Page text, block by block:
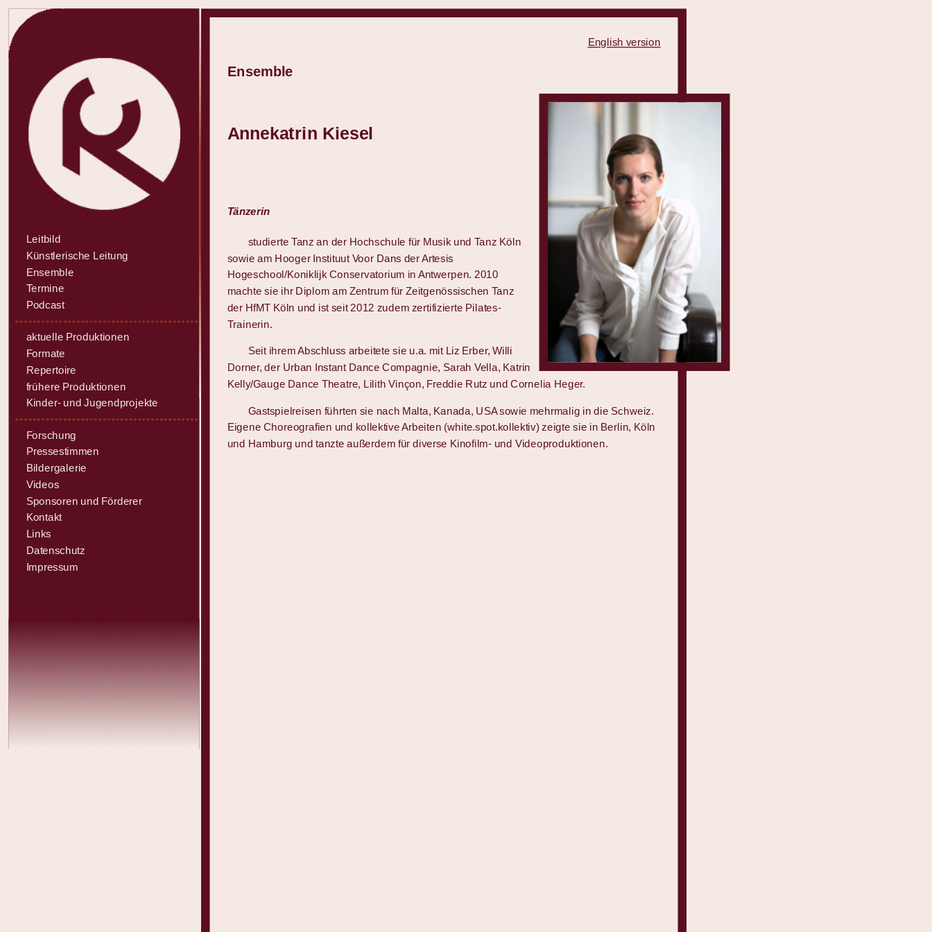
Leitbild
Künstlerische Leitung
Ensemble
Termine
Podcast
aktuelle Produktionen
Formate
Repertoire
frühere Produktionen
Kinder- und Jugendprojekte
Forschung
Pressestimmen
Bildergalerie
Videos
Sponsoren und Förderer
Kontakt
Links
Datenschutz
Impressum
English version
Ensemble
Annekatrin Kiesel
Tänzerin
studierte Tanz an der Hochschule für Musik und Tanz Köln
sowie am Hooger Instituut Voor Dans der Artesis
Hogeschool/Koniklijk Conservatorium in Antwerpen. 2010
machte sie ihr Diplom am Zentrum für Zeitgenössischen Tanz
der HfMT Köln und ist seit 2012 zudem zertifizierte Pilates-
Trainerin.
Seit ihrem Abschluss arbeitete sie u.a. mit Liz Erber, Willi
Dorner, der Urban Instant Dance Compagnie, Sarah Vella, Katrin
Kelly/Gauge Dance Theatre, Lilith Vinçon, Freddie Rutz und Cornelia Heger.
Gastspielreisen führten sie nach Malta, Kanada, USA sowie mehrmalig in die Schweiz.
Eigene Choreografien und kollektive Arbeiten (white.spot.kollektiv) zeigte sie in Berlin, Köln
und Hamburg und tanzte außerdem für diverse Kinofilm- und Videoproduktionen.